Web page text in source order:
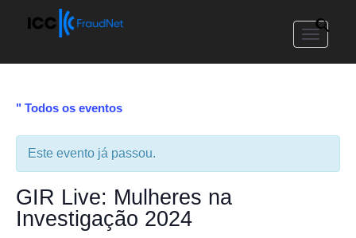
Toggle
" Todos os eventos
Este evento já passou.
GIR Live: Mulheres na
Investigação 2024